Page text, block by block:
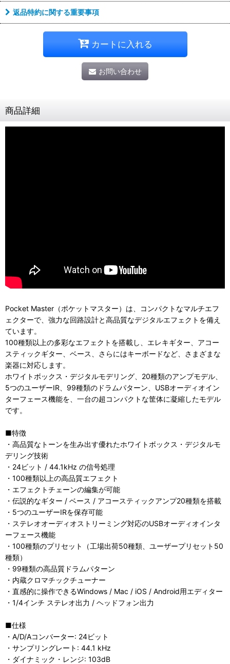
返品特約に関する重要事項
カートに入れる
お問い合わせ
商品詳細
Pocket Master（ポケットマスター）は、コンパクトなマルチエフ
ェクターで、強力な回路設計と高品質なデジタルエフェクトを備え
ています。
100種類以上の多彩なエフェクトを搭載し、エレキギター、アコー
スティックギター、ベース、さらにはキーボードなど、さまざまな
楽器に対応します。
ホワイトボックス・デジタルモデリング、20種類のアンプモデル、
5つのユーザーIR、99種類のドラムパターン、USBオーディオイン
ターフェース機能を、一台の超コンパクトな筐体に凝縮したモデル
です。
■特徴
・高品質なトーンを生み出す優れたホワイトボックス・デジタルモ
デリング技術
・24ビット / 44.1kHz の信号処理
・100種類以上の高品質エフェクト
・エフェクトチェーンの編集が可能
・伝説的なギター / ベース / アコースティックアンプ20種類を搭載
・5つのユーザーIRを保存可能
・ステレオオーディオストリーミング対応のUSBオーディオインタ
ーフェース機能
・100種類のプリセット（工場出荷50種類、ユーザープリセット50
種類）
・99種類の高品質ドラムパターン
・内蔵クロマチックチューナー
・直感的に操作できるWindows / Mac / iOS / Android用エディター
・1/4インチ ステレオ出力 / ヘッドフォン出力
■仕様
・A/D/Aコンバーター: 24ビット
・サンプリングレート: 44.1 kHz
・ダイナミック・レンジ: 103dB